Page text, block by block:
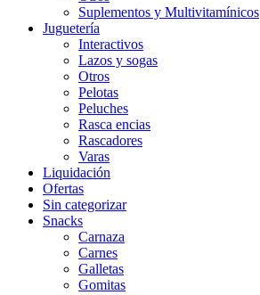
Suplementos y Multivitamínicos
Juguetería
Interactivos
Lazos y sogas
Otros
Pelotas
Peluches
Rasca encias
Rascadores
Varas
Liquidación
Ofertas
Sin categorizar
Snacks
Carnaza
Carnes
Galletas
Gomitas